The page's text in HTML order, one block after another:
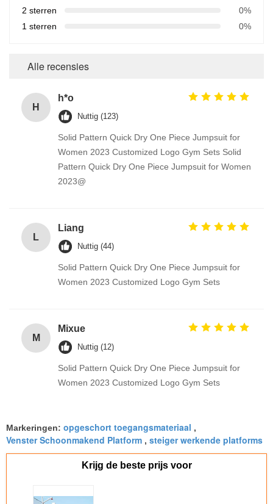
2 sterren
0%
1 sterren
0%
Alle recensies
H
h*o
Nuttig (123)
Solid Pattern Quick Dry One Piece Jumpsuit for
Women 2023 Customized Logo Gym Sets Solid
Pattern Quick Dry One Piece Jumpsuit for Women
2023@
L
Liang
Nuttig (44)
Solid Pattern Quick Dry One Piece Jumpsuit for
Women 2023 Customized Logo Gym Sets
M
Mixue
Nuttig (12)
Solid Pattern Quick Dry One Piece Jumpsuit for
Women 2023 Customized Logo Gym Sets
Markeringen: opgeschort toegangsmateriaal ,
Venster Schoonmakend Platform , steiger werkende platforms
Krijg de beste prijs voor